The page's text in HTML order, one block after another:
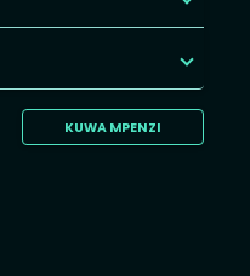
KUWA MPENZI